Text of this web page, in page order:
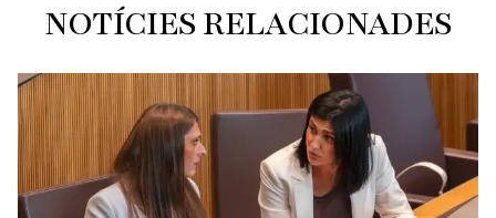
NOTÍCIES RELACIONADES